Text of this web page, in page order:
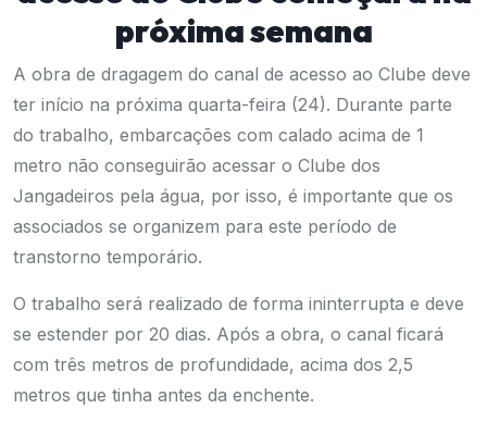
próxima semana
A obra de dragagem do canal de acesso ao Clube deve
ter início na próxima quarta-feira (24). Durante parte
do trabalho, embarcações com calado acima de 1
metro não conseguirão acessar o Clube dos
Jangadeiros pela água, por isso, é importante que os
associados se organizem para este período de
transtorno temporário.
O trabalho será realizado de forma ininterrupta e deve
se estender por 20 dias. Após a obra, o canal ficará
com três metros de profundidade, acima dos 2,5
metros que tinha antes da enchente.